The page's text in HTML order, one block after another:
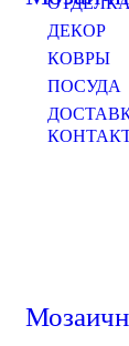
ДЕКОР
КОВРЫ
ПОСУДА